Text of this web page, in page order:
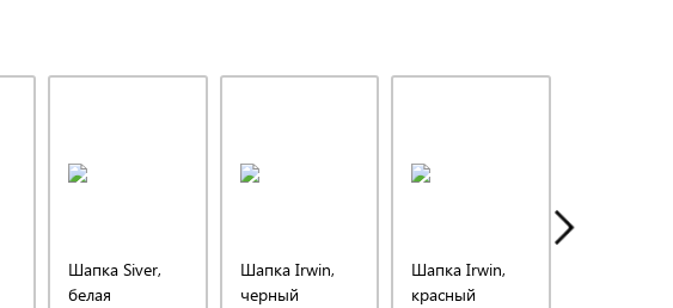
Шапка Siver,
белая
Шапка Irwin,
черный
Шапка Irwin,
красный